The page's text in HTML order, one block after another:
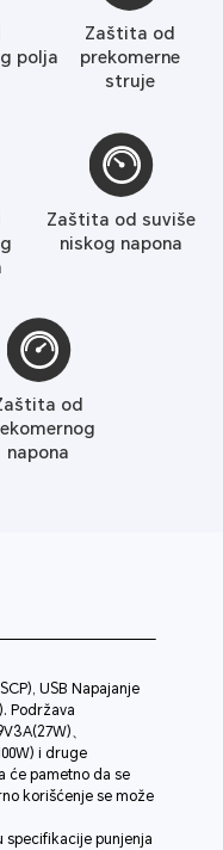
polja
Zaštita od
prekomerne
struje
Zaštita od suviše
niskog napona
od
napona
USB Napajanje
Podržava
、
i druge
će pametno da se
korišćenje se može
specifikacije punjenja